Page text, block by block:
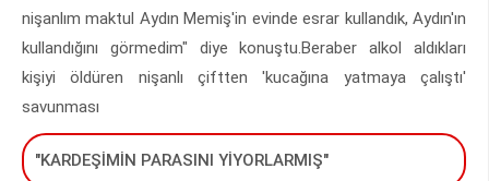
nişanlım maktul Aydın Memiş'in evinde esrar kullandık, Aydın'ın
kullandığını görmedim" diye konuştu.Beraber alkol aldıkları
kişiyi öldüren nişanlı çiftten 'kucağına yatmaya çalıştı'
savunması
"KARDEŞİMİN PARASINI YİYORLARMIŞ"